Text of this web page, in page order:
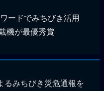
ードでみちびき活用
機が最優秀賞
るみちびき災危通報を